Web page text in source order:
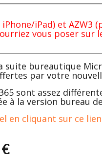
iPad) et AZW3
vous poser sur
suite bureautique
par votre
sont assez
à la version bureau
en cliquant sur ce lien